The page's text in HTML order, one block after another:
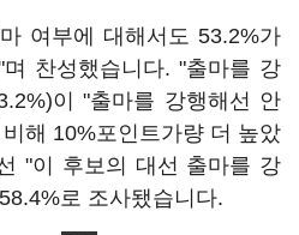
여부에 대해서도 53.2%가
찬성했습니다. "출마를 강
이 "출마를 강행해선 안
해 10%포인트가량 더 높았
"이 후보의 대선 출마를 강
로 조사됐습니다.